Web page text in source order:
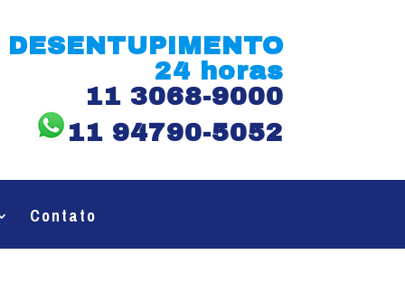
DESENTUPIMENTO
24 horas
11 3068-9000
11 94790-5052
Contato